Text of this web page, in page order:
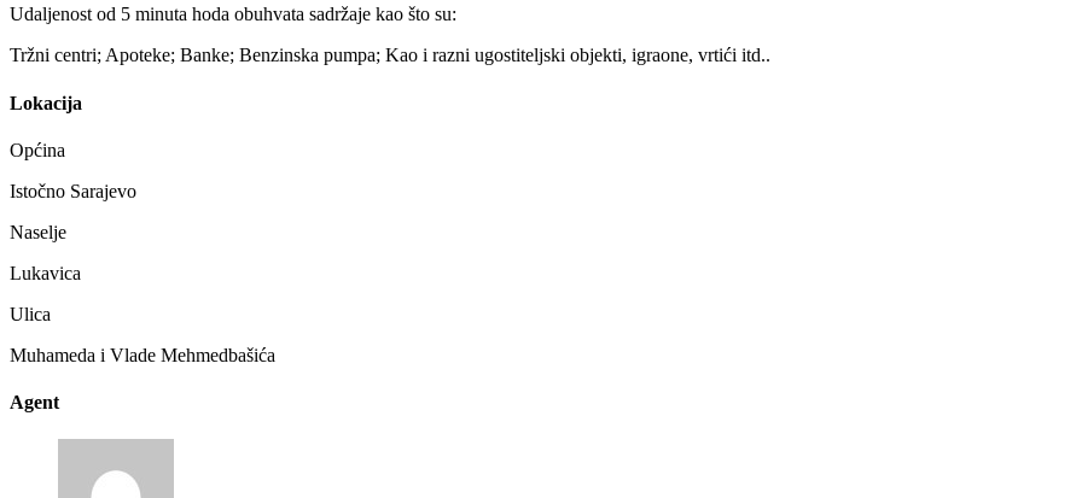
Udaljenost od 5 minuta hoda obuhvata sadržaje kao što su:
Tržni centri; Apoteke; Banke; Benzinska pumpa; Kao i razni ugostiteljski objekti, igraone, vrtići itd..
Lokacija
Općina
Istočno Sarajevo
Naselje
Lukavica
Ulica
Muhameda i Vlade Mehmedbašića
Agent